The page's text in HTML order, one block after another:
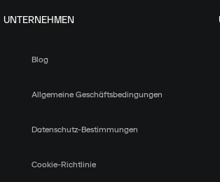
UNTERNEHMEN
Blog
Allgemeine Geschäftsbedingungen
Datenschutz-Bestimmungen
Cookie-Richtlinie